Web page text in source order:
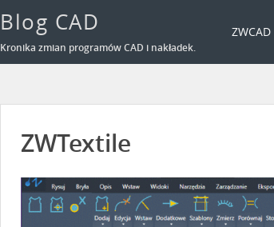
Blog CAD
Kronika zmian programów CAD i nakładek.
ZWCAD
ZWTextile